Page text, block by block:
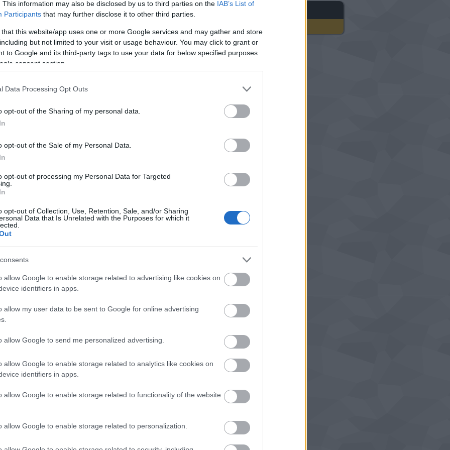
This information may also be disclosed by us to third parties on the IAB’s List of
Participants that may further disclose it to other third parties.
that this website/app uses one or more Google services and may gather and store
but not limited to your visit or usage behaviour. You may click to grant or
to Google and its third-party tags to use your data for below specified purposes
consent section.
Data Processing Opt Outs
opt-out of the Sharing of my personal data.
opt-out of the Sale of my Personal Data.
opt-out of processing my Personal Data for Targeted
opt-out of Collection, Use, Retention, Sale, and/or Sharing
Data that Is Unrelated with the Purposes for which it
allow Google to enable storage related to advertising like cookies on
identifiers in apps.
allow my user data to be sent to Google for online advertising
allow Google to send me personalized advertising.
allow Google to enable storage related to analytics like cookies on
identifiers in apps.
allow Google to enable storage related to functionality of the website
allow Google to enable storage related to personalization.
Egyéb
tovább »
Tetszik 0
és építészeti blog, a Deezen és az autógyártó
művésszel dolgozik együtt a futurisztikus
valóra váltó Frontiers kampányban.…
nyomtatott előlapot egy
le egy 34 éves francia férfit marseille-i
dézsmálta az ATM-eket: bankkártya adatokat lemásoló